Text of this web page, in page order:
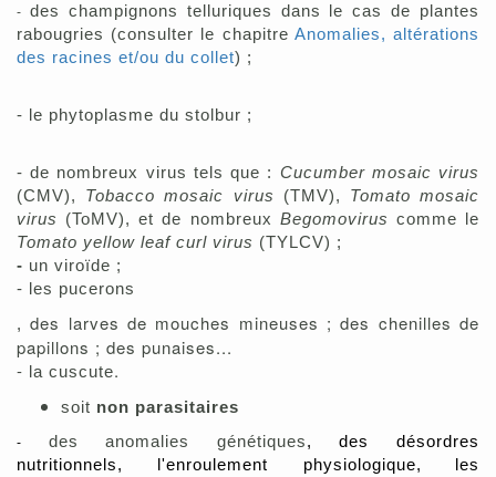
- des champignons telluriques dans le cas de plantes
rabougries (consulter le chapitre Anomalies, altérations
des racines et/ou du collet) ;
- le phytoplasme du stolbur ;
- de nombreux virus tels que : Cucumber mosaic virus
(CMV), Tobacco mosaic virus (TMV), Tomato mosaic
virus (ToMV), et de nombreux Begomovirus comme le
Tomato yellow leaf curl virus (TYLCV) ;
- un viroïde ;
- les pucerons
,des larves de mouches mineuses ; des chenilles de
papillons ; des punaises...
- la cuscute.
soit non parasitaires
- des anomalies génétiques, des désordres
nutritionnels, l'enroulement physiologique,
les